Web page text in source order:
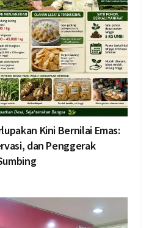
Kini Bernilai Emas:
dan Penggerak